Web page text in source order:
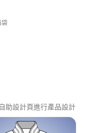
袋
助設計頁進行產品設計